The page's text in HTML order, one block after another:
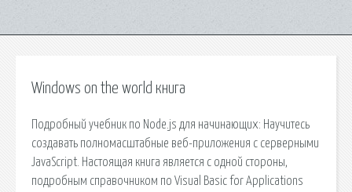
Windows on the world книга
Подробный учебник по Node.js для начинающих: Научитесь
создавать полномасштабные веб-приложения с серверными
JavaScript. Настоящая книга является с одной стороны,
подробным справочником по Visual Basic for Applications